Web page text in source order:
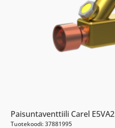
Paisuntaventtiili Carel E5VA2
Tuotekoodi: 37881995